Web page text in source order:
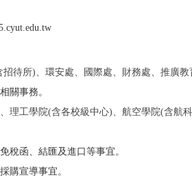
招待所)、環安處、國際處、財務處、推廣
關事務。
理工學院(含各校級中心)、航空學院(含航
稅函、結匯及進口等事宜。
購宣導事宜。